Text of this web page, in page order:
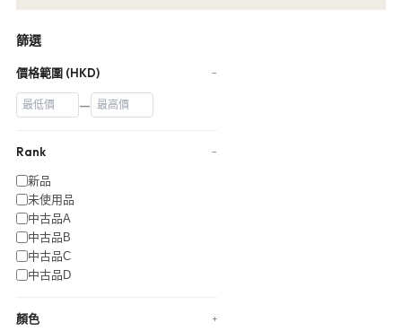
篩選
價格範圍 (HKD) −
—
Rank −
新品
未使用品
中古品A
中古品B
中古品C
中古品D
顏色 +